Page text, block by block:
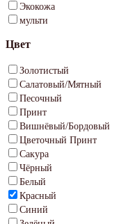
Экокожа
мульти
Цвет
Золотистый
Салатовый/Мятный
Песочный
Принт
Вишнёвый/Бордовый
Цветочный Принт
Сакура
Чёрный
Белый
Красный
Синий